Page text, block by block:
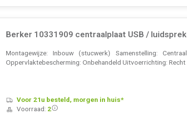
Berker 10331909 centraalplaat USB /
Montagewijze: Inbouw (stucwerk) Samenstelling:
Oppervlaktebescherming: Onbehandeld Uitvoerrichting:
Voor 21u besteld, morgen in huis*
Voorraad: 2